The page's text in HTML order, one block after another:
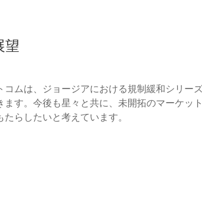
望
コムは、ジョージアにおける規制緩和シリー
ます。今後も星々と共に、未開拓のマーケッ
たらしたいと考えています。